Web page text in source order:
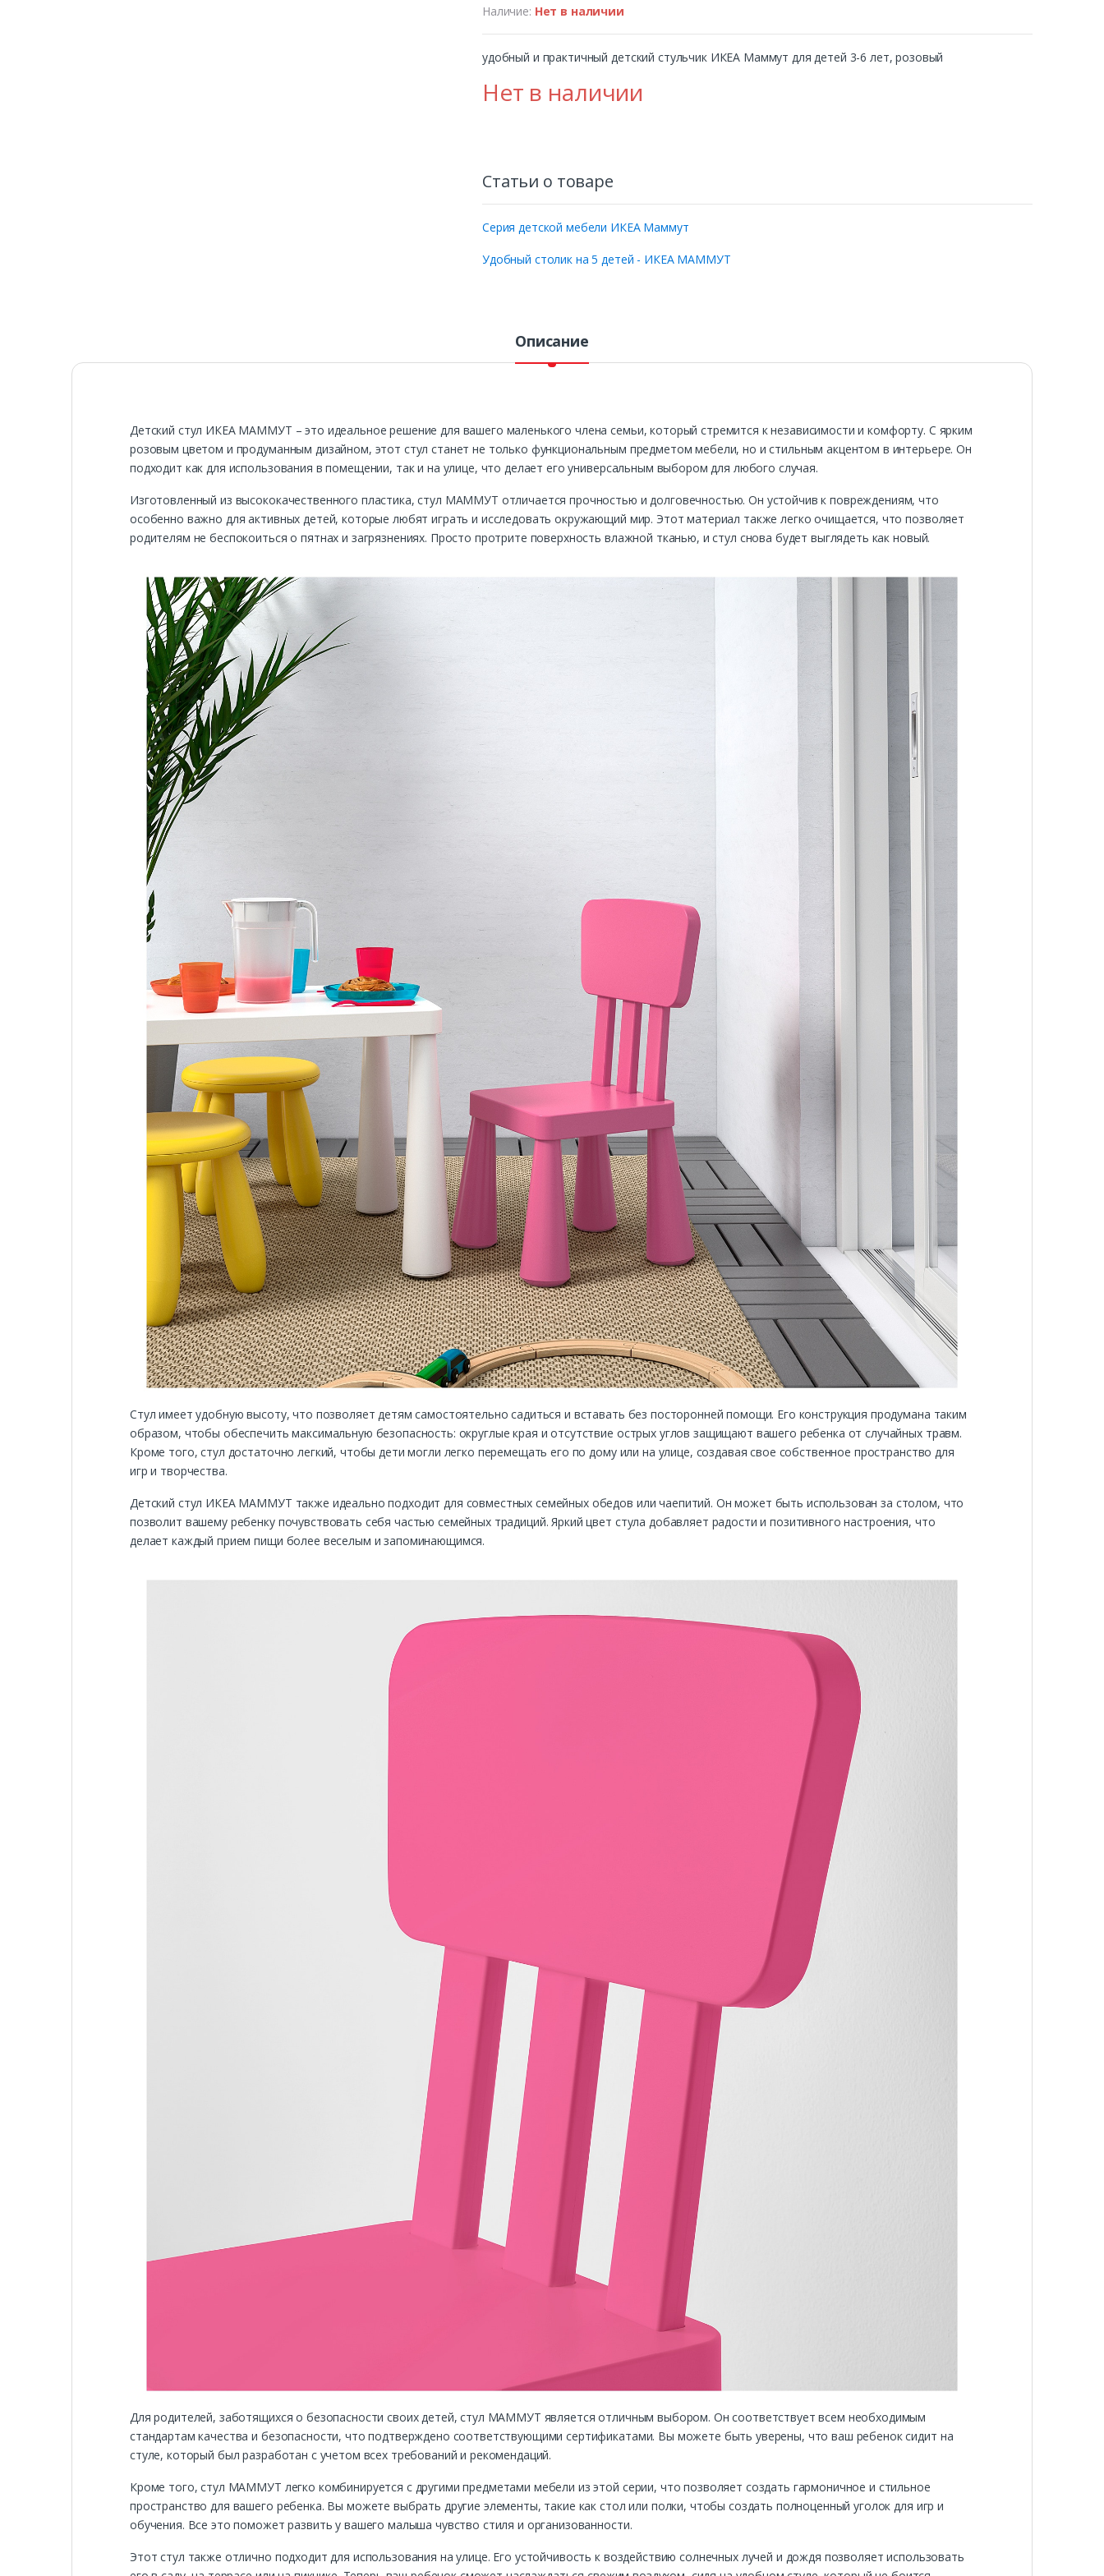
Наличие: Нет в наличии
удобный и практичный детский стульчик ИКЕА Маммут для детей 3-6 лет, розовый
Нет в наличии
Статьи о товаре
Серия детской мебели ИКЕА Маммут
Удобный столик на 5 детей - ИКЕА МАММУТ
Описание
Детский стул ИКЕА МАММУТ – это идеальное решение для вашего маленького члена семьи, который стремится к независимости и комфорту. С ярким
розовым цветом и продуманным дизайном, этот стул станет не только функциональным предметом мебели, но и стильным акцентом в интерьере. Он
подходит как для использования в помещении, так и на улице, что делает его универсальным выбором для любого случая.
Изготовленный из высококачественного пластика, стул МАММУТ отличается прочностью и долговечностью. Он устойчив к повреждениям, что
особенно важно для активных детей, которые любят играть и исследовать окружающий мир. Этот материал также легко очищается, что позволяет
родителям не беспокоиться о пятнах и загрязнениях. Просто протрите поверхность влажной тканью, и стул снова будет выглядеть как новый.
Стул имеет удобную высоту, что позволяет детям самостоятельно садиться и вставать без посторонней помощи. Его конструкция продумана таким
образом, чтобы обеспечить максимальную безопасность: округлые края и отсутствие острых углов защищают вашего ребенка от случайных травм.
Кроме того, стул достаточно легкий, чтобы дети могли легко перемещать его по дому или на улице, создавая свое собственное пространство для
игр и творчества.
Детский стул ИКЕА МАММУТ также идеально подходит для совместных семейных обедов или чаепитий. Он может быть использован за столом, что
позволит вашему ребенку почувствовать себя частью семейных традиций. Яркий цвет стула добавляет радости и позитивного настроения, что
делает каждый прием пищи более веселым и запоминающимся.
Для родителей, заботящихся о безопасности своих детей, стул МАММУТ является отличным выбором. Он соответствует всем необходимым
стандартам качества и безопасности, что подтверждено соответствующими сертификатами. Вы можете быть уверены, что ваш ребенок сидит на
стуле, который был разработан с учетом всех требований и рекомендаций.
Кроме того, стул МАММУТ легко комбинируется с другими предметами мебели из этой серии, что позволяет создать гармоничное и стильное
пространство для вашего ребенка. Вы можете выбрать другие элементы, такие как стол или полки, чтобы создать полноценный уголок для игр и
обучения. Все это поможет развить у вашего малыша чувство стиля и организованности.
Этот стул также отлично подходит для использования на улице. Его устойчивость к воздействию солнечных лучей и дождя позволяет использовать